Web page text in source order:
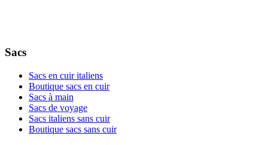
Sacs
Sacs en cuir italiens
Boutique sacs en cuir
Sacs à main
Sacs de voyage
Sacs italiens sans cuir
Boutique sacs sans cuir